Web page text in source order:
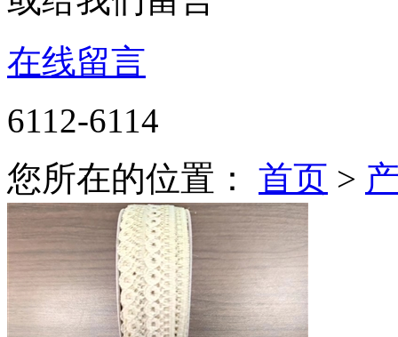
在线留言
6112-6114
您所在的位置： 首页 >